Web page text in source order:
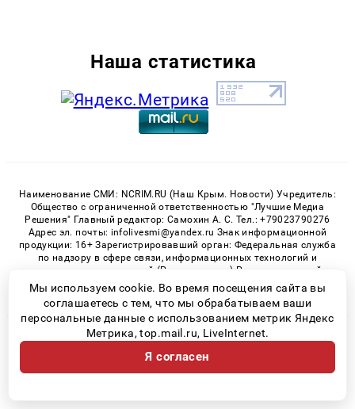
Наша статистика
Наименование СМИ: NCRIM.RU (Наш Крым. Новости) Учредитель:
Общество с ограниченной ответственностью "Лучшие Медиа
Решения" Главный редактор: Самохин А. С. Тел.: +79023790276
Адрес эл. почты: infolivesmi@yandex.ru Знак информационной
продукции: 16+ Зарегистрировавший орган: Федеральная служба
по надзору в сфере связи, информационных технологий и
массовых коммуникаций (Роскомнадзор) Регистрационный
номер СМИ ЭЛ № ФС 77 - 81150 от 02.06.2021
© 2026 «nCrim.ru» | Все права защищены
Возрастная категория сайта 16+
Политика конфиденциальности
Мы используем cookie. Во время посещения сайта вы
соглашаетесь с тем, что мы обрабатываем ваши
персональные данные с использованием метрик Яндекс
Метрика, top.mail.ru, LiveInternet.
Я согласен